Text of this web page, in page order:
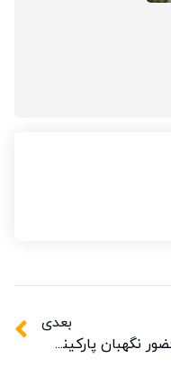
بعدی
چرا حضور نگهبان پارکینگ برای امنیت خودروها ضروری است؟